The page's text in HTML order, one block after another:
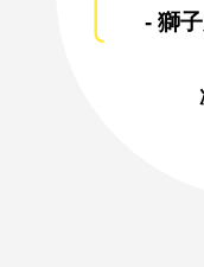
- 獅